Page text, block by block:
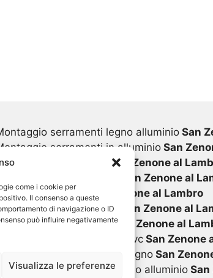
come i cookie per
Il consenso a queste
di navigazione o ID
può influire negativamente
Visualizza le preferenze
serramenti legno alluminioSan
serramenti in alluminio San
finestre pvc
San Zenone al
San Zenone al
infissiSan Zenone al Lambro
infissi in pvc
San Zenone al
serramentiSan Zenone al
serramenti in pvcSan Zenone
serramenti in legnoSan
serramenti legno alluminioSan